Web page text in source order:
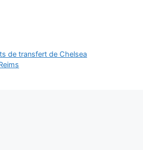
de transfert de Chelsea